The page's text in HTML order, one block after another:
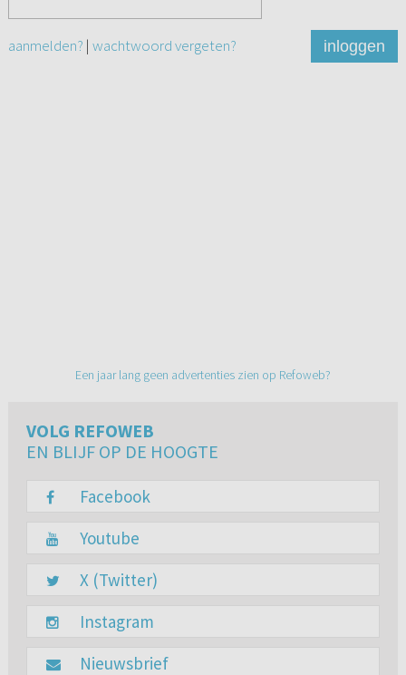
aanmelden? | wachtwoord vergeten? inloggen
Een jaar lang geen advertenties zien op Refoweb?
VOLG REFOWEB
EN BLIJF OP DE HOOGTE
Facebook
Youtube
X (Twitter)
Instagram
Nieuwsbrief